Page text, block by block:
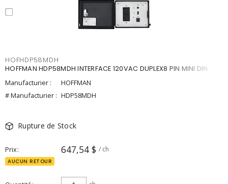
HOFHDP58MDH
HOFFMAN HDP58MDH INTERFACE 120VAC DUPLEX8 PIN MINI DIN
Manufacturier :
HOFFMAN
# Manufacturier : HDP58MDH
Rupture de Stock
Prix 647,54 $ / ch
AUCUN RETOUR